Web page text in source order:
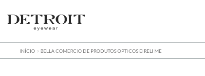
navegação
o
conteúdo
INÍCIO BELLA COMERCIO DE PRODUTOS OPTICOS EIRELI ME